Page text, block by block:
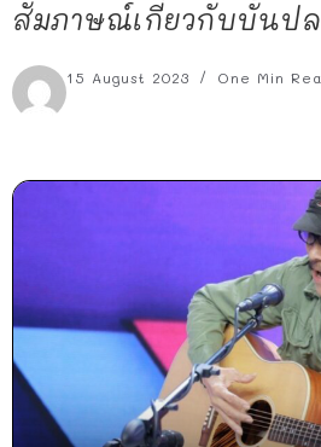
สัมภาษณ์เกี่ยวกับบั้นปล
15 August 2023 One Min